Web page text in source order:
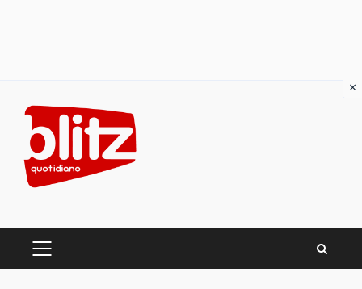
content
PRIMARY
×